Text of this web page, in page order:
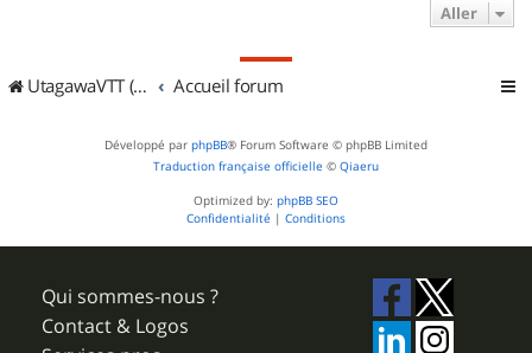
Aller
UtagawaVTT (Randos VTT et VTTAE avec traces GPS) Accueil forum
Développé par phpBB® Forum Software © phpBB Limited
Traduction française officielle © Qiaeru
Optimized by: phpBB SEO
Confidentialité | Conditions
Qui sommes-nous ?
Contact & Logos